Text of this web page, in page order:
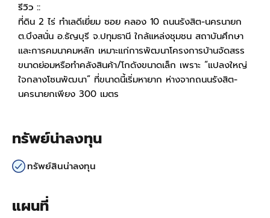
รีวิว ::
ที่ดิน 2 ไร่ ทำเลดีเยี่ยม ซอย คลอง 10 ถนนรังสิต-นครนายก
ต.บึงสนั่น อ.ธัญบุรี จ.ปทุมธานี ใกล้แหล่งชุมชน สถาบันศึกษา
และการคมนาคมหลัก เหมาะแก่การพัฒนาโครงการบ้านจัดสรร
ขนาดย่อมหรือทำคลังสินค้า/โกดังขนาดเล็ก เพราะ “แปลงใหญ่
ใจกลางโซนพัฒนา” ที่ขนาดนี้เริ่มหายาก ห่างจากถนนรังสิต-
นครนายกเพียง 300 เมตร
ทรัพย์น่าลงทุน
ทรัพย์สินน่าลงทุน
แผนที่